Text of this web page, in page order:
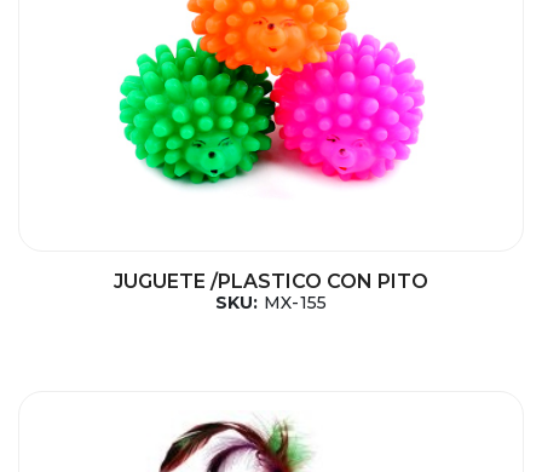
JUGUETE /PLASTICO CON PITO
SKU: MX-155